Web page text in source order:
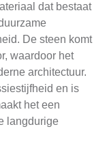
dat bestaat
De steen komt
waardoor het
architectuur.
en is
het een
langdurige